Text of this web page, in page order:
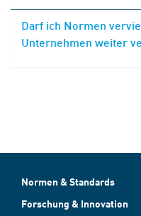
Darf ich Normen
Unternehmen weiter
Normen & Standards
Forschung & Innovation